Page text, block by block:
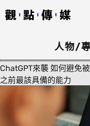
人物/
ChatGPT來襲 如何避免
之前最該具備的能力